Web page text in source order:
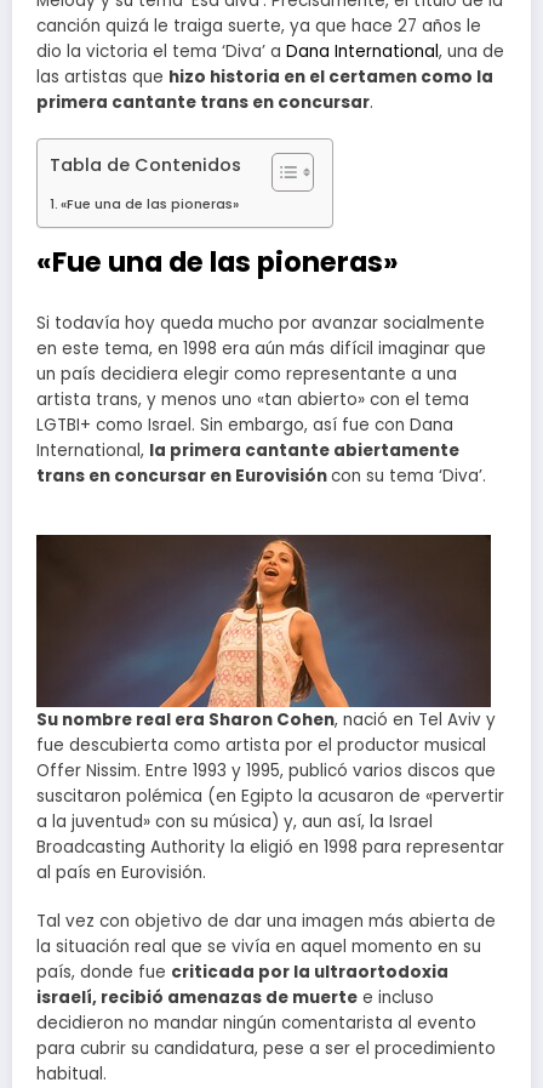
canción quizá le traiga suerte, ya que hace 27 años le
dio la victoria el tema ‘Diva’ a Dana International, una de
las artistas que hizo historia en el certamen como la
primera cantante trans en concursar.
Tabla de Contenidos
«Fue una de las pioneras»
«Fue una de las pioneras»
Si todavía hoy queda mucho por avanzar socialmente
en este tema, en 1998 era aún más difícil imaginar que
un país decidiera elegir como representante a una
artista trans, y menos uno «tan abierto» con el tema
LGTBI+ como Israel. Sin embargo, así fue con Dana
International, la primera cantante abiertamente
trans en concursar en Eurovisióncon su tema ‘Diva’.
Su nombre real era Sharon Cohen, nació en Tel Aviv y
fue descubierta como artista por el productor musical
Offer Nissim. Entre 1993 y 1995, publicó varios discos que
suscitaron polémica (en Egipto la acusaron de «pervertir
a la juventud» con su música) y, aun así, la Israel
Broadcasting Authority la eligió en 1998 para representar
al país en Eurovisión.
Tal vez con objetivo de dar una imagen más abierta de
la situación real que se vivía en aquel momento en su
país, donde fue criticada por la ultraortodoxia
israelí, recibió amenazas de muerte e incluso
decidieron no mandar ningún comentarista al evento
para cubrir su candidatura, pese a ser el procedimiento
habitual.